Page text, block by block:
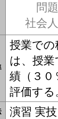
問題
社会
授業で
は、授
績（３０
評価する
演習 実技